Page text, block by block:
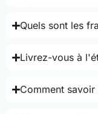
Quels sont les
Livrez-vous à
Comment